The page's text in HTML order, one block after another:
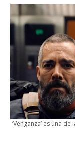
‘Venganza’ es una